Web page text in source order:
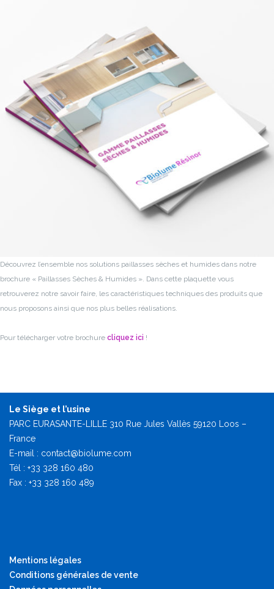
Découvrez l’ensemble nos solutions paillasses sèches et humides dans notre
brochure « Paillasses Sèches & Humides ». Dans cette plaquette vous
retrouverez notre savoir faire, les caractéristiques techniques des produits que
nous proposons ainsi que nos plus belles réalisations.
Pour télécharger votre brochure cliquez ici !
Le Siège et l’usine
PARC EURASANTE-LILLE 310 Rue Jules Vallès 59120 Loos –
France
E-mail : contact@biolume.com
Tél : +33 328 160 480
Fax : +33 328 160 489
Mentions légales
Conditions générales de vente